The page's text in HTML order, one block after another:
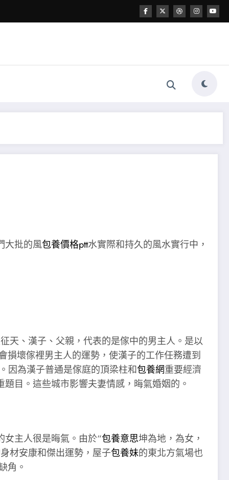
大批的風包養價格ptt水實際和持久的風水實行中，
天、漢子、父親，代表的是傢中的男主人。是以
損壞傢裡男主人的運勢，使漢子的工作任務遭到
因為漢子普通是傢庭的頂梁柱和包養網重要經濟
目。這些城市影響夫妻情感，晦氣婚姻的。
主人很是晦氣。由於“包養意思坤為地，為女，
材安康和傑出運勢，屋子包養妹的東北方氣場也
角。